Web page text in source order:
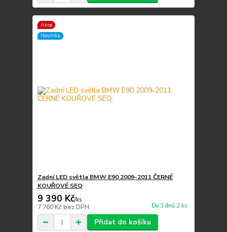
Akce
Novinka
Zadní LED světla BMW E90 2009-2011 ČERNÉ
KOUŘOVÉ SEQ
9 390 Kč/ks
7 760 Kč bez DPH Do 3 dnů 2 ks
Přidat do košíku